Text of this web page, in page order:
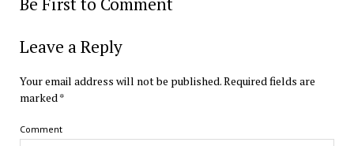
Leave a Reply
Your email address will not be published.Required fields are
marked*
Comment